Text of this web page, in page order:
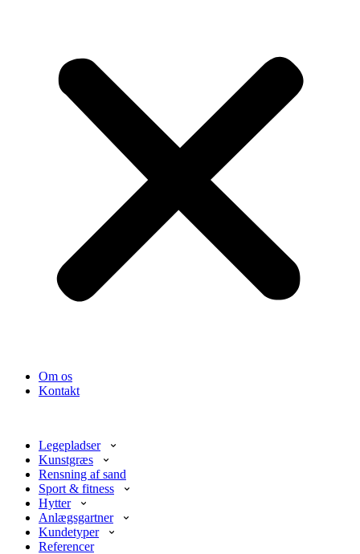
Om os
Kontakt
Legepladser
Kunstgræs
Rensning af sand
Sport & fitness
Hytter
Anlægsgartner
Kundetyper
Referencer